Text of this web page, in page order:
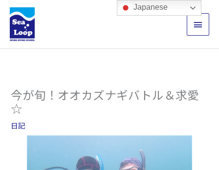
キ
メ
イ
ン
ニ
今が旬！オオカズナギバトル＆求愛
☆
日記
Japanese